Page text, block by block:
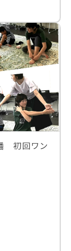
初回ワン